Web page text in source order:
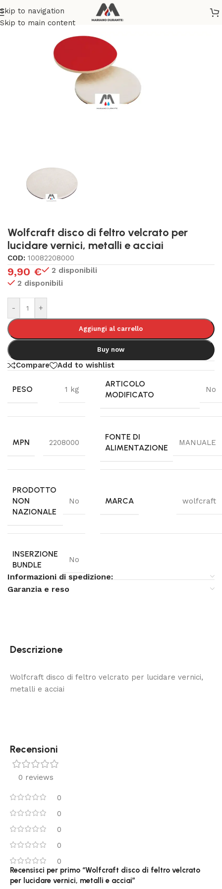
Skip to navigation
Skip to main content
Home/BRICOLAGE E FAI DA TE
Wolfcraft disco di feltro velcrato per
lucidare vernici, metalli e acciai
COD: 10082208000
9,90 €
2 disponibili
2 disponibili
- +
Aggiungi al carrello
Buy now
Compare Add to wishlist
PESO 1 kg
ARTICOLO
MODIFICATO
No
MPN 2208000
FONTE DI
ALIMENTAZIONE
MANUALE
PRODOTTO
NON
NAZIONALE
No MARCA wolfcraft
INSERZIONE
BUNDLE
No
Informazioni di spedizione:
Garanzia e reso
Descrizione
Wolfcraft disco di feltro velcrato per lucidare vernici,
metalli e acciai
Recensioni
0 reviews
0
0
0
0
0
Recensisci per primo “Wolfcraft disco di feltro velcrato
per lucidare vernici, metalli e acciai”